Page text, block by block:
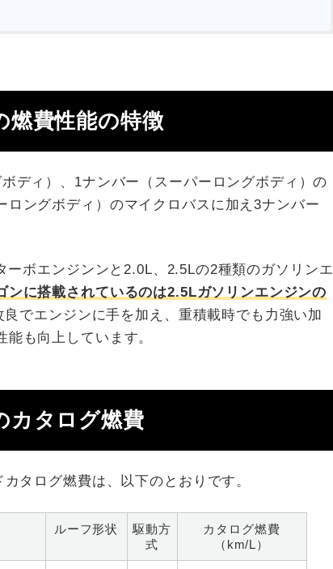
燃費性能の特徴
ディ）、1ナンバー（スーパーロングボディ）の
ロングボディ）のマイクロバスに加え3ナンバー
ーボエンジンンと2.0L、2.5Lの2種類のガソリンエ
ンに搭載されているのは2.5Lガソリンエンジンの
でエンジンに手を加え、重積載時でも力強い加
も向上しています。
カタログ燃費
タログ燃費は、以下のとおりです。
ルーフ形状
駆動方
式
カタログ燃費
（km/L）